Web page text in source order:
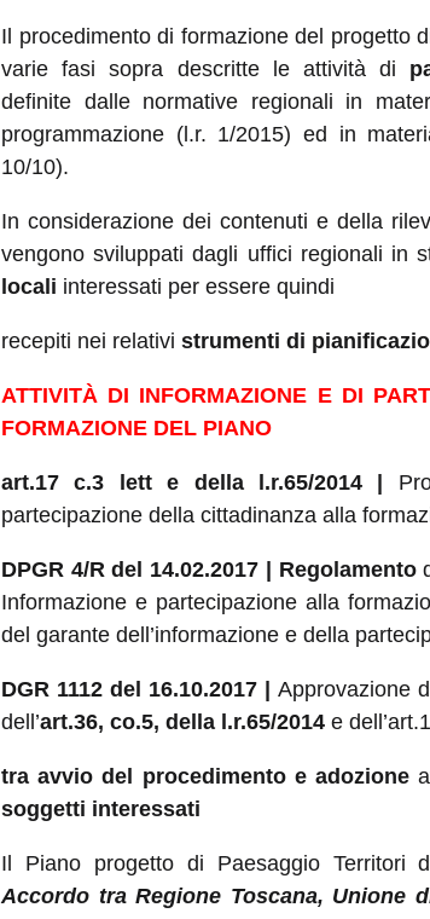
Il procedimento di formazione del progetto
varie fasi sopra descritte le attività di
definite dalle normative regionali in
programmazione (l.r. 1/2015) ed in
10/10).
In considerazione dei contenuti e della
vengono sviluppati dagli uffici regionali in
locali interessati per essere quindi
recepiti nei relativi strumenti di
ATTIVITÀ DI INFORMAZIONE E DI
FORMAZIONE DEL PIANO
art.17 c.3 lett e della l.r.65/2014 |
partecipazione della cittadinanza alla
DPGR 4/R del 14.02.2017 | Regolamento
Informazione e partecipazione alla
del garante dell’informazione e della
DGR 1112 del 16.10.2017 | Approvazione
dell’art.36, co.5, della l.r.65/2014 e
tra avvio del procedimento e adozione
soggetti interessati
Il Piano progetto di Paesaggio Territori
Accordo tra Regione Toscana, Unione